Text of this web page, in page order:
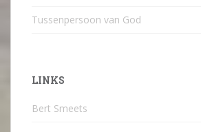
Tussenpersoon van God
LINKS
Bert Smeets